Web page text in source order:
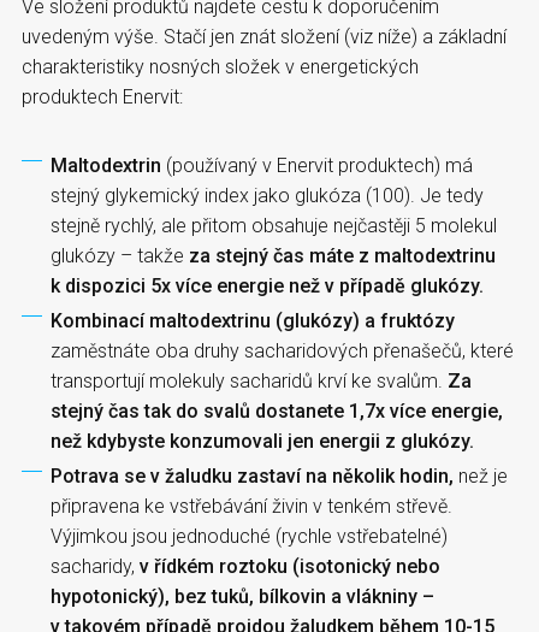
Ve složení produktů najdete cestu k doporučením
uvedeným výše. Stačí jen znát složení (viz níže) a základní
charakteristiky nosných složek v energetických
produktech Enervit:
Maltodextrin (používaný v Enervit produktech) má
stejný glykemický index jako glukóza (100). Je tedy
stejně rychlý, ale přitom obsahuje nejčastěji 5 molekul
glukózy – takže za stejný čas máte z maltodextrinu
k dispozici 5x více energie než v případě glukózy.
Kombinací maltodextrinu (glukózy) a fruktózy
zaměstnáte oba druhy sacharidových přenašečů, které
transportují molekuly sacharidů krví ke svalům. Za
stejný čas tak do svalů dostanete 1,7x více energie,
než kdybyste konzumovali jen energii z glukózy.
Potrava se v žaludku zastaví na několik hodin, než je
připravena ke vstřebávání živin v tenkém střevě.
Výjimkou jsou jednoduché (rychle vstřebatelné)
sacharidy, v řídkém roztoku (isotonický nebo
hypotonický), bez tuků, bílkovin a vlákniny –
v takovém případě projdou žaludkem během 10-15